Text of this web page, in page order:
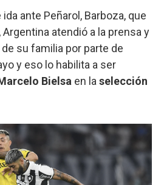
ante Peñarol, Barboza, que
Argentina atendió a la prensa y
su familia por parte de
y eso lo habilita a ser
Bielsa en la selección